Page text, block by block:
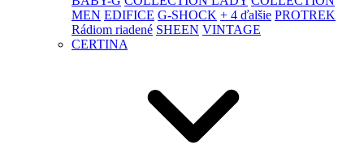
MEN EDIFICE G-SHOCK + 4 ďalšie PROTREK
Rádiom riadené SHEEN VINTAGE
CERTINA